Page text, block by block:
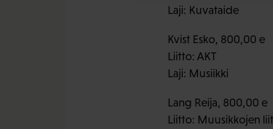
Laji: Kuvataide
Kvist Esko, 800,00 e
Liitto: AKT
Laji: Musiikki
Lang Reija, 800,00 e
Liitto: Muusikkojen